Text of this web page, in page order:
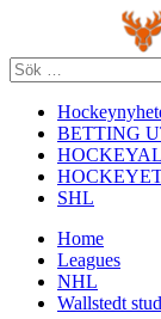
content
Sök
efter:
BETTING
SHL
Home
Leagues
NHL
Wallstedt